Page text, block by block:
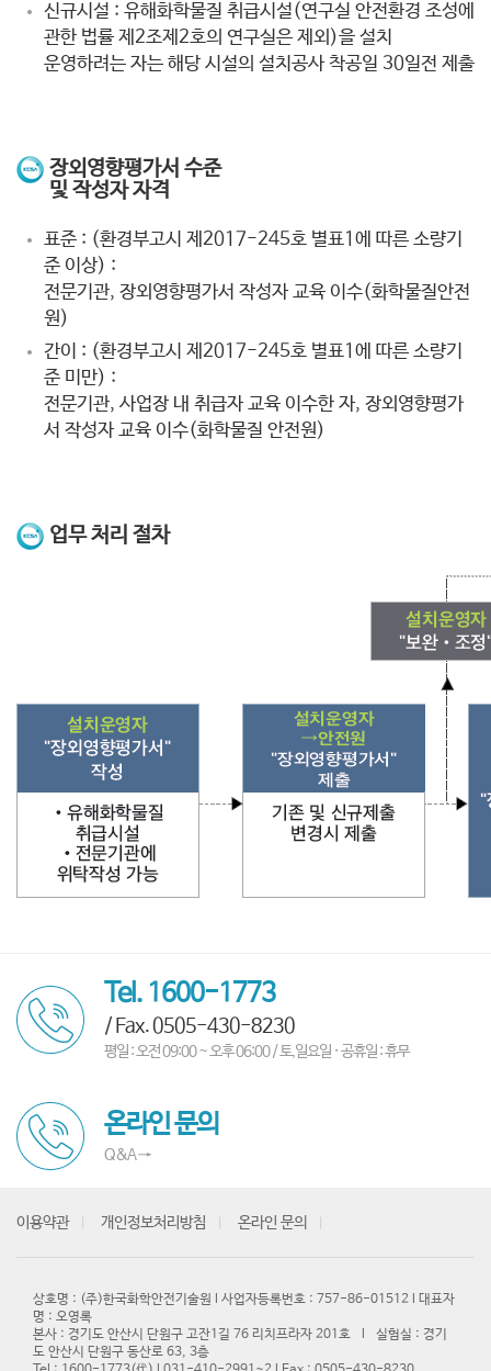
신규시설 : 유해화학물질 취급시설(연구실 안전환경 조성에
관한 법률 제2조제2호의 연구실은 제외)을 설치
운영하려는 자는 해당 시설의 설치공사 착공일 30일전 제출
장외영향평가서 수준
및 작성자 자격
표준 : (환경부고시 제2017-245호 별표1에 따른 소량기
준 이상) :
전문기관, 장외영향평가서 작성자 교육 이수(화학물질안전
원)
간이 : (환경부고시 제2017-245호 별표1에 따른 소량기
준 미만) :
전문기관, 사업장 내 취급자 교육 이수한 자, 장외영향평가
서 작성자 교육 이수(화학물질 안전원)
업무 처리 절차
Tel. 1600-1773
/ Fax. 0505-430-8230
평일 : 오전 09:00 ~ 오후 06:00 / 토,일요일 · 공휴일 : 휴무
온라인 문의
Q&A →
이용약관 개인정보처리방침 온라인 문의
상호명 : (주)한국화학안전기술원 l 사업자등록번호 : 757-86-01512 l 대표자
명 : 오영록
본사 : 경기도 안산시 단원구 고잔1길 76 리치프라자 201호 l 실험실 : 경기
도 안산시 단원구 동산로 63, 3층